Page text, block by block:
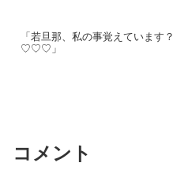
「若旦那、私の事覚えています？
♡♡♡」
コメント